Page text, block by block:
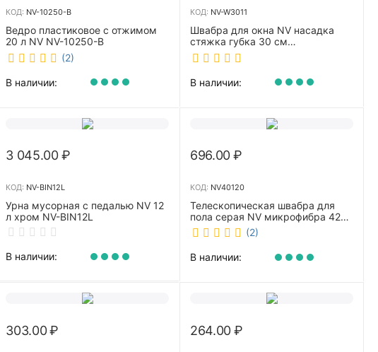
КОД: NV-10250-B
Ведро пластиковое с отжимом
20 л NV NV-10250-B
(2)
В наличии:
КОД: NV-W3011
Швабра для окна NV насадка
стяжка губка 30 см
телескопическая рукоятка 70-
110 см NV-W3011
В наличии:
3 045.00 ₽
КОД: NV-BIN12L
Урна мусорная с педалью NV 12
л хром NV-BIN12L
В наличии:
696.00₽
КОД: NV40120
Телескопическая швабра для
пола серая NV микрофибра 42
см NV40120(2)
В наличии:
303.00₽ 264.00₽